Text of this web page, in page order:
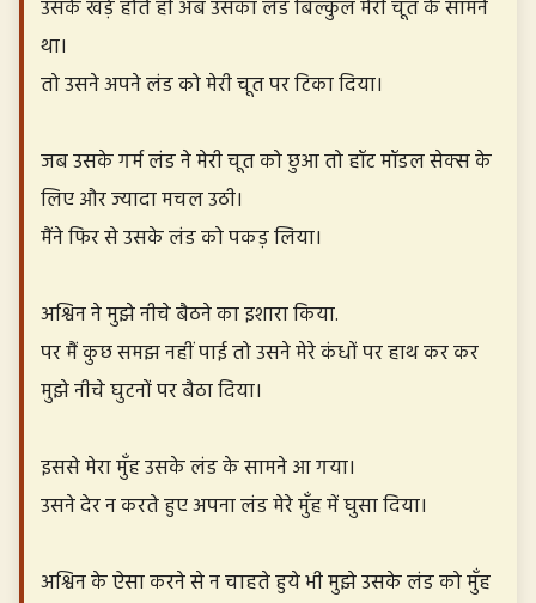
उसके खड़े होते ही अब उसका लंड बिल्कुल मेरी चूत के सामने
था।
तो उसने अपने लंड को मेरी चूत पर टिका दिया।
जब उसके गर्म लंड ने मेरी चूत को छुआ तो हॉट मॉडल सेक्स के
लिए और ज्यादा मचल उठी।
मैंने फिर से उसके लंड को पकड़ लिया।
अश्विन ने मुझे नीचे बैठने का इशारा किया.
पर मैं कुछ समझ नहीं पाई तो उसने मेरे कंधों पर हाथ कर कर
मुझे नीचे घुटनों पर बैठा दिया।
इससे मेरा मुँह उसके लंड के सामने आ गया।
उसने देर न करते हुए अपना लंड मेरे मुँह में घुसा दिया।
अश्विन के ऐसा करने से न चाहते हुये भी मुझे उसके लंड को मुँह